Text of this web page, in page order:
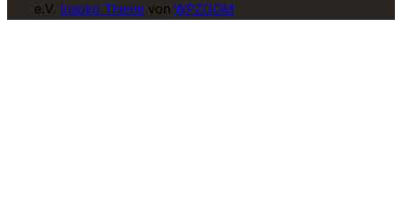
e.V. Inspiro Theme von WPZOOM